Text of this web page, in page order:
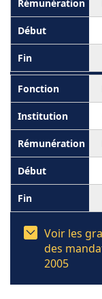
Voir les
des
2005